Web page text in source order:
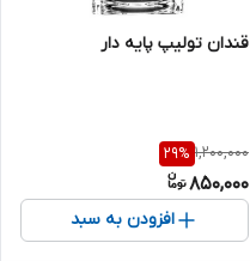
قندان تولیپ پایه دار
1,200,000
29%
850,000
افزودن به سبد